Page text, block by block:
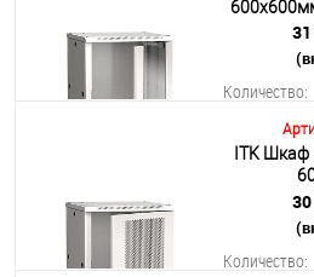
Количество:
ITK Шкаф
Количество: